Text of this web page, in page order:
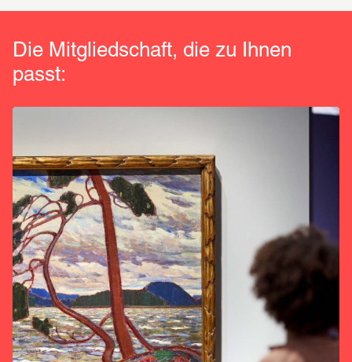
Die Mitgliedschaft, die zu Ihnen
passt: